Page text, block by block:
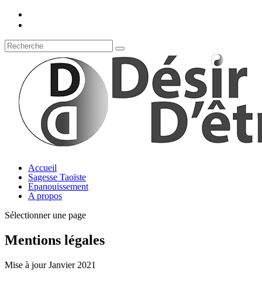
Accueil
Sagesse Taoïste
Epanouissement
A propos
Sélectionner une page
Mentions légales
Mise à jour Janvier 2021